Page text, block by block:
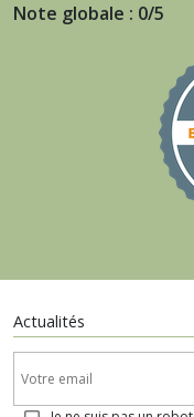
Note globale : 0/5
Actualités